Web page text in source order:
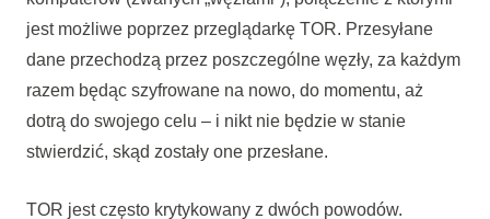
jest możliwe poprzez przeglądarkę TOR. Przesyłane
dane przechodzą przez poszczególne węzły, za każdym
razem będąc szyfrowane na nowo, do momentu, aż
dotrą do swojego celu – i nikt nie będzie w stanie
stwierdzić, skąd zostały one przesłane.
TOR jest często krytykowany z dwóch powodów.